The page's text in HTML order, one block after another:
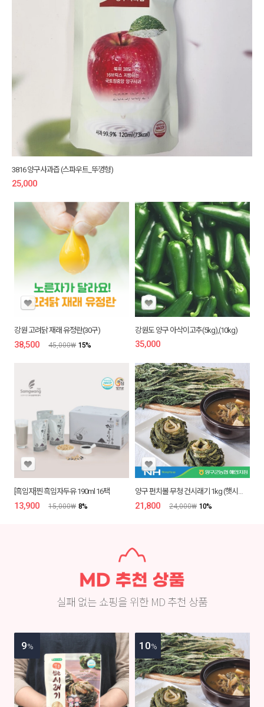
3816 양구사과즙 (스파우트_뚜껑형)
25,000
강원 고려닭 재래 유정란(30구)
38,500 45,000₩ 15%
강원도 양구 아삭이고추(5kg),(10kg)
35,000
[흑임자]찐 흑임자두유 190ml 16팩
13,900 15,000₩ 8% 21,800 24,000₩ 10%
실패 없는 쇼핑을 위한 MD 추천 상품
9% 10%